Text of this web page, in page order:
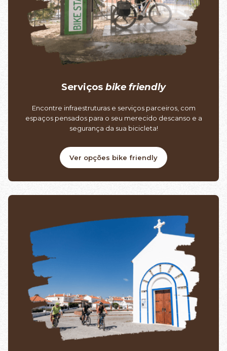
Serviços bike friendly
Encontre infraestruturas e serviços parceiros, com
espaços pensados para o seu merecido descanso e a
segurança da sua bicicleta!
Ver opções bike friendly